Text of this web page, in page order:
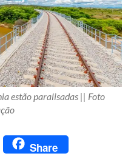
estão paralisadas || Foto
PrintFriendly
Share